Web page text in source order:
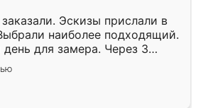
Эскизы прислали в
наиболее подходящий.
день для замера. Через 3
была уже готова. Остались
Спасибо Ренессанс
работу!